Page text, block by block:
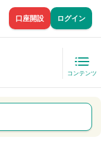
口座開設 ログイン
コンテンツ